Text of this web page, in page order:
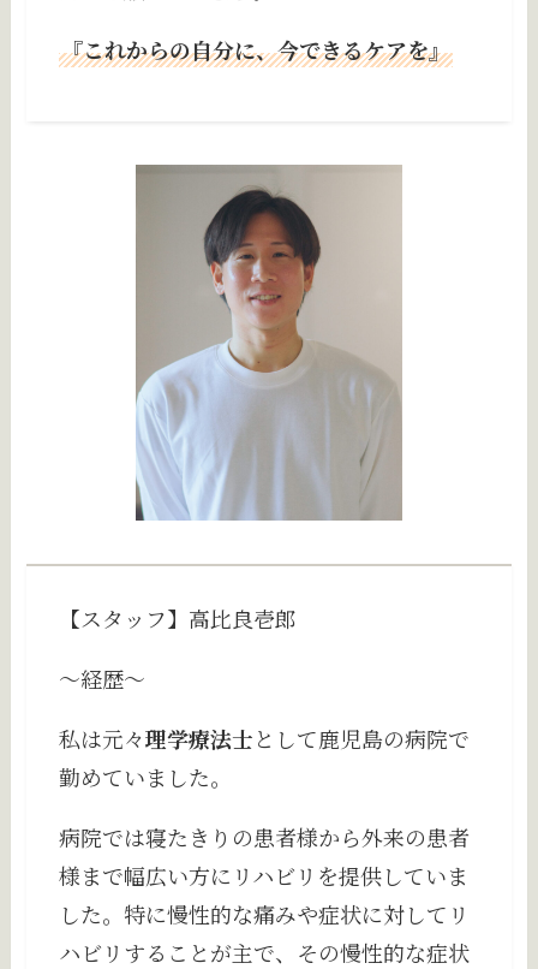
『これからの自分に、今できるケアを』
【スタッフ】高比良壱郎
〜経歴〜
私は元々理学療法士として鹿児島の病院で
勤めていました。
病院では寝たきりの患者様から外来の患者
様まで幅広い方にリハビリを提供していま
した。特に慢性的な痛みや症状に対してリ
ハビリすることが主で、その慢性的な症状